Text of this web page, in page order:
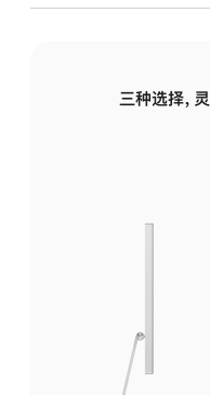
三种选择，